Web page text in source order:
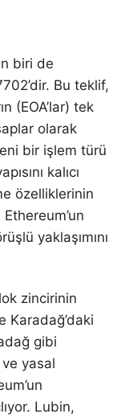
biri de
Bu teklif,
(EOA’lar) tek
olarak
bir işlem türü
kalıcı
özelliklerinin
yaklaşımını
zincirinin
Karadağ’daki
gibi
yasal
Lubin,